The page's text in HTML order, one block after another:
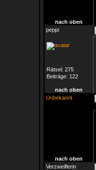
nach oben
peppi
Rätsel: 275
Beiträge: 122
nach oben
Unbekannt
nach oben
Verzweiflerin